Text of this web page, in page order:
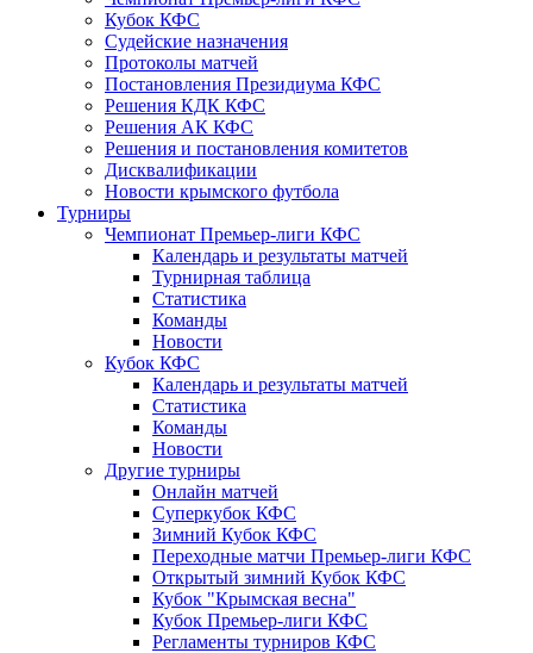
Кубок КФС
Судейские назначения
Протоколы матчей
Постановления Президиума КФС
Решения КДК КФС
Решения АК КФС
Решения и постановления комитетов
Дисквалификации
Новости крымского футбола
Турниры
Чемпионат Премьер-лиги КФС
Календарь и результаты матчей
Турнирная таблица
Статистика
Команды
Новости
Кубок КФС
Календарь и результаты матчей
Статистика
Команды
Новости
Другие турниры
Онлайн матчей
Суперкубок КФС
Зимний Кубок КФС
Переходные матчи Премьер-лиги КФС
Открытый зимний Кубок КФС
Кубок "Крымская весна"
Кубок Премьер-лиги КФС
Регламенты турниров КФС